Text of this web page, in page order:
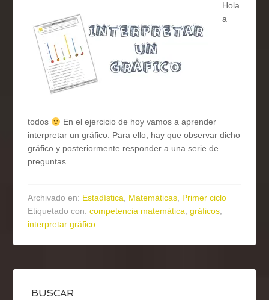
Hola
a
todos
En el ejercicio de hoy vamos a aprender
interpretar un gráfico. Para ello, hay que observar dicho
gráfico y posteriormente responder a una serie de
preguntas.
Archivado en: Estadística, Matemáticas, Primer ciclo
Etiquetado con:competencia matemática,gráficos,
interpretar gráfico
BUSCAR